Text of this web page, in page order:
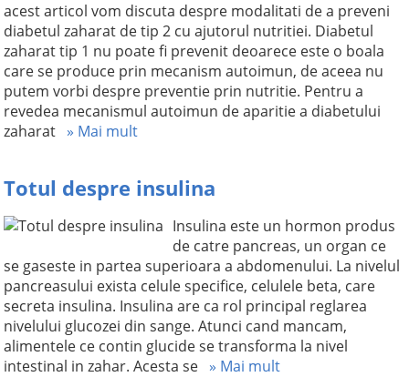
acest articol vom discuta despre modalitati de a preveni
diabetul zaharat de tip 2 cu ajutorul nutritiei. Diabetul
zaharat tip 1 nu poate fi prevenit deoarece este o boala
care se produce prin mecanism autoimun, de aceea nu
putem vorbi despre preventie prin nutritie. Pentru a
revedea mecanismul autoimun de aparitie a diabetului
zaharat » Mai mult
Totul despre insulina
Insulina este un hormon produs
de catre pancreas, un organ ce
se gaseste in partea superioara a abdomenului. La nivelul
pancreasului exista celule specifice, celulele beta, care
secreta insulina. Insulina are ca rol principal reglarea
nivelului glucozei din sange. Atunci cand mancam,
alimentele ce contin glucide se transforma la nivel
intestinal in zahar. Acesta se » Mai mult